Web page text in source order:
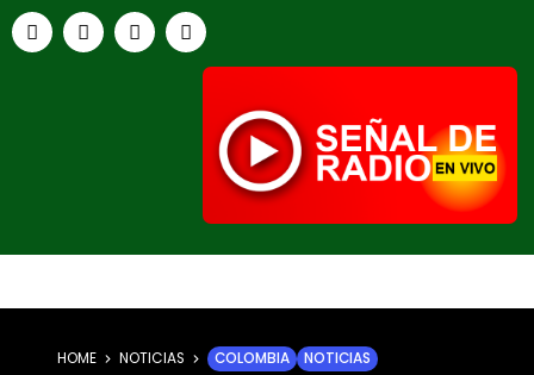
HOME NOTICIAS COLOMBIA NOTICIAS